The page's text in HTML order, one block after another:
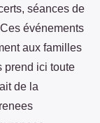
séances de
événements
aux familles
prend ici toute
de la